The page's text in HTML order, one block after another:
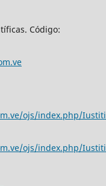
Código:
ojs/index.php/
ojs/index.php/